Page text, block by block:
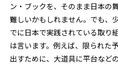
ン・ブックを、そのまま日本の
難しいかもしれません。でも、
でに日本で実践されている取り
は言います。例えば、限られた
出すために、大道具に平台など